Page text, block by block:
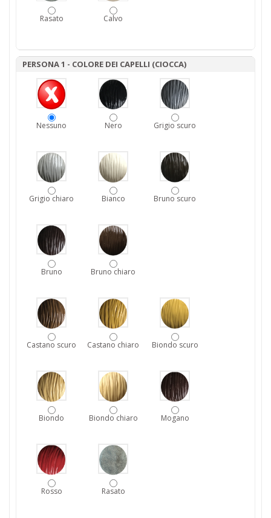
Rasato Calvo
PERSONA 1 - COLORE DEI CAPELLI (CIOCCA)
Nessuno Nero Grigio scuro
Grigio chiaro Bianco Bruno scuro
Bruno Bruno chiaro
Castano scuro Castano chiaro Biondo scuro
Biondo Biondo chiaro Mogano
Rosso Rasato